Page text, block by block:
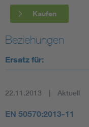
Cybersecurity in der
DIN VDE 0100 für
Kaufen
Beziehungen
Ersatz für:
22.11.2013 Aktuell
EN 50570:2013-11